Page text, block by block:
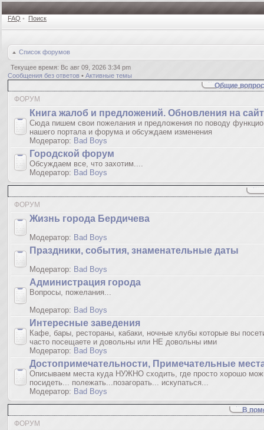
FAQ • Поиск
Список форумов
Текущее время: Вс авг 09, 2026 3:34 pm
Сообщения без ответов • Активные темы
Общие
ФОРУМ
Книгa жалoб и пpедлoжeний. Обновления на
Сюда пишем свои пожелания и предложения по поводу
нашего портала и форума и обсуждаем изменения
Модератор: Bad Boys
Городской форум
Обсуждаем все, что захотим....
Модератор: Bad Boys
ФОРУМ
Жизнь города Бердичева
Модератор: Bad Boys
Праздники, события, знаменательные даты
Модератор: Bad Boys
Администрация города
Вопросы, пожелания...
Модератор: Bad Boys
Интересные заведения
Кафе, бары, рестораны, кабаки, ночные клубы которые вы
часто посещаете и довольны или НЕ довольны ими
Модератор: Bad Boys
Достопримечательности, Примечательные
Описываем места куда НУЖНО сходить, где просто хорошо
посидеть... полежать...позагорать... искупаться...
Модератор: Bad Boys
В
ФОРУМ